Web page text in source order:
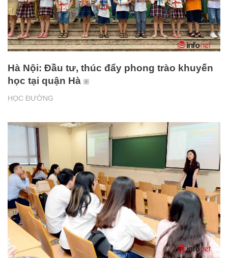
HỌC ĐƯỜNG
Hà Nội: Đầu tư, thúc đẩy phong trào khuyến
học tại quận Hà